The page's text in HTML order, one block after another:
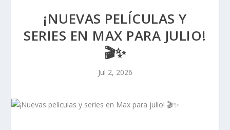
¡NUEVAS PELÍCULAS Y
SERIES EN MAX PARA JULIO!
🎬✨
Jul 2, 2026